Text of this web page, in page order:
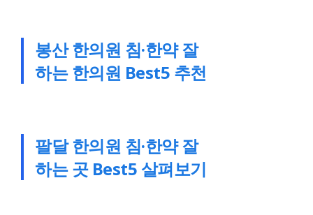
봉산 한의원 침·한약 잘
하는 한의원 Best5 추천
팔달 한의원 침·한약 잘
하는 곳 Best5 살펴보기